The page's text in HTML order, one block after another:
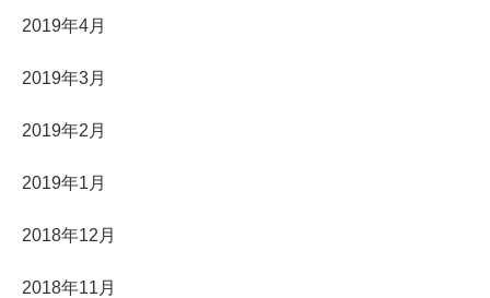
2019年4月
2019年3月
2019年2月
2019年1月
2018年12月
2018年11月